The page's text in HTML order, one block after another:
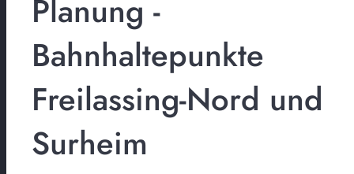
Planung -
Bahnhaltepunkte
Freilassing-Nord und
Surheim